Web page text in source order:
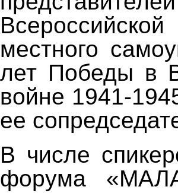
местного
лет Победы в
войне 1941-
ее
В числе
форума